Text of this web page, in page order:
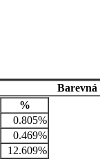
Barevná
%
0.805%
0.469%
12.609%